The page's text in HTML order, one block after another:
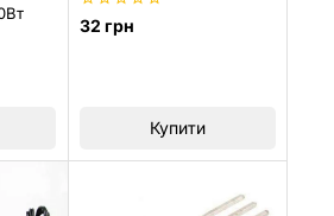
0
32грн
Купити